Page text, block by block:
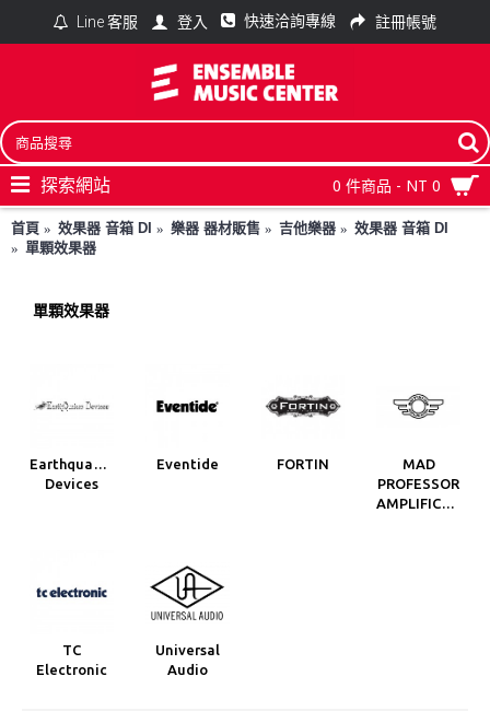
Line 客服 登入 快速洽詢專線 註冊帳號
0 件商品 - NT 0
探索網站
首頁 效果器 音箱 DI 樂器 器材販售 吉他樂器
效果器 音箱 DI
單顆效果器
單顆效果器
Earthquaker
Devices
Eventide FORTIN
MAD
PROFESSOR
TC
Electronic
Universal
Audio